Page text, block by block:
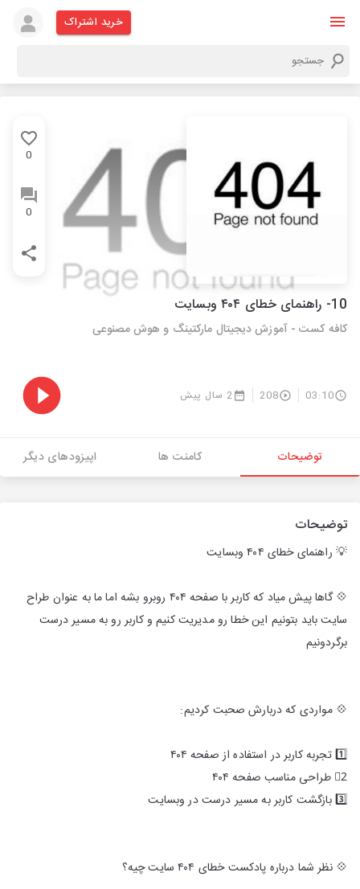
خرید اشتراک
0
0
10- راهنمای خطای ۴۰۴ وبسایت
کافه کست - آموزش دیجیتال مارکتینگ و هوش مصنوعی
03:10
208 2 سال پیش
توضیحات کامنت ها اپیزودهای دیگر
توضیحات
💡 راهنمای خطای ۴۰۴ وبسایت
💠 گاها پیش میاد که کاربر با صفحه ۴۰۴ روبرو بشه اما ما به عنوان طراح
سایت باید بتونیم این خطا رو مدیریت کنیم و کاربر رو به مسیر درست
برگردونیم
💠 مواردی که دربارش صحبت کردیم:
1️⃣ تجربه کاربر در استفاده از صفحه ۴۰۴
2⃣ طراحی مناسب صفحه ۴۰۴
3️⃣ بازگشت کاربر به مسیر درست در وبسایت
💠 نظر شما درباره پادکست خطای ۴۰۴ سایت چیه؟